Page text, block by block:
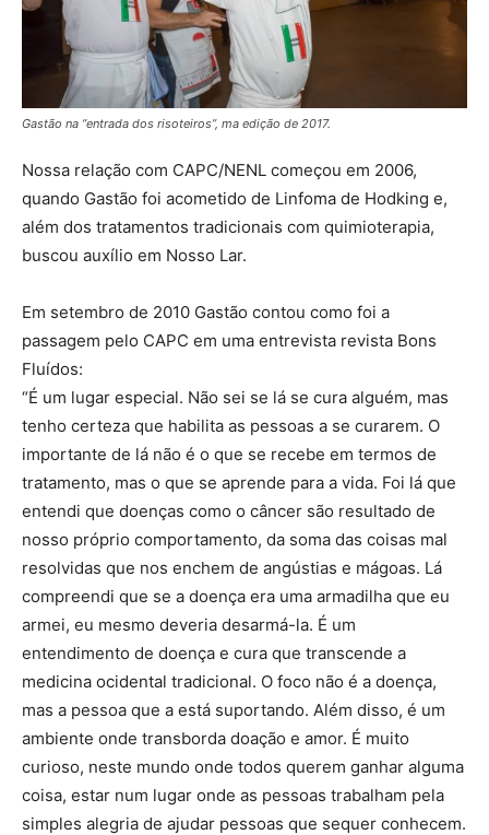
Gastão na “entrada dos risoteiros”, ma edição de 2017.
Nossa relação com CAPC/NENL começou em 2006,
quando Gastão foi acometido de Linfoma de Hodking e,
além dos tratamentos tradicionais com quimioterapia,
buscou auxílio em Nosso Lar.
Em setembro de 2010 Gastão contou como foi a
passagem pelo CAPC em uma entrevista revista Bons
Fluídos:
“É um lugar especial. Não sei se lá se cura alguém, mas
tenho certeza que habilita as pessoas a se curarem. O
importante de lá não é o que se recebe em termos de
tratamento, mas o que se aprende para a vida. Foi lá que
entendi que doenças como o câncer são resultado de
nosso próprio comportamento, da soma das coisas mal
resolvidas que nos enchem de angústias e mágoas. Lá
compreendi que se a doença era uma armadilha que eu
armei, eu mesmo deveria desarmá-la. É um
entendimento de doença e cura que transcende a
medicina ocidental tradicional. O foco não é a doença,
mas a pessoa que a está suportando. Além disso, é um
ambiente onde transborda doação e amor. É muito
curioso, neste mundo onde todos querem ganhar alguma
coisa, estar num lugar onde as pessoas trabalham pela
simples alegria de ajudar pessoas que sequer conhecem.